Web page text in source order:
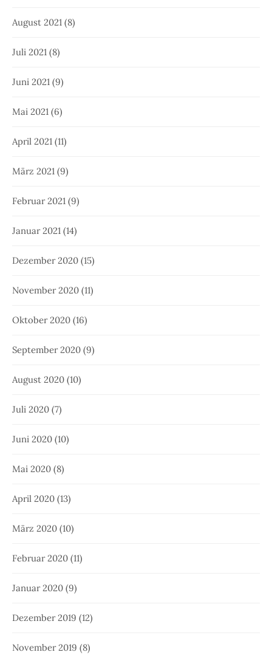
August 2021 (8)
Juli 2021 (8)
Juni 2021 (9)
Mai 2021 (6)
April 2021 (11)
März 2021 (9)
Februar 2021 (9)
Januar 2021 (14)
Dezember 2020 (15)
November 2020 (11)
Oktober 2020 (16)
September 2020 (9)
August 2020 (10)
Juli 2020 (7)
Juni 2020 (10)
Mai 2020 (8)
April 2020 (13)
März 2020 (10)
Februar 2020 (11)
Januar 2020 (9)
Dezember 2019 (12)
November 2019 (8)